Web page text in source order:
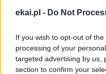
ekai.pl - Do Not
If you wish to opt-out of
processing of your
targeted advertising by us,
section to confirm your
znaczy, że ta wiara jest
kiedy łatwo się
komentarzu do
Formacji Duchowej w